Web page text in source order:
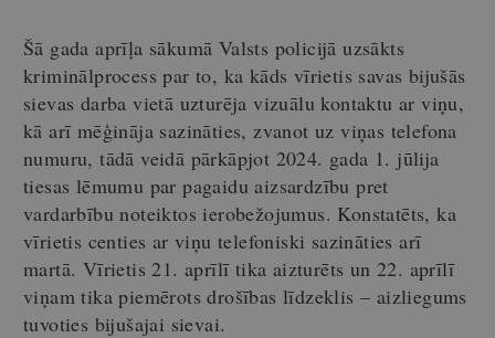
Šā gada aprīļa sākumā Valsts policijā uzsākts
kriminālprocess par to, ka kāds vīrietis savas bijušās
sievas darba vietā uzturēja vizuālu kontaktu ar viņu,
kā arī mēģināja sazināties, zvanot uz viņas telefona
numuru, tādā veidā pārkāpjot 2024. gada 1. jūlija
tiesas lēmumu par pagaidu aizsardzību pret
vardarbību noteiktos ierobežojumus. Konstatēts, ka
vīrietis centies ar viņu telefoniski sazināties arī
martā. Vīrietis 21. aprīlī tika aizturēts un 22. aprīlī
viņam tika piemērots drošības līdzeklis – aizliegums
tuvoties bijušajai sievai.